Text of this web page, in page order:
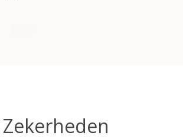
Zekerheden